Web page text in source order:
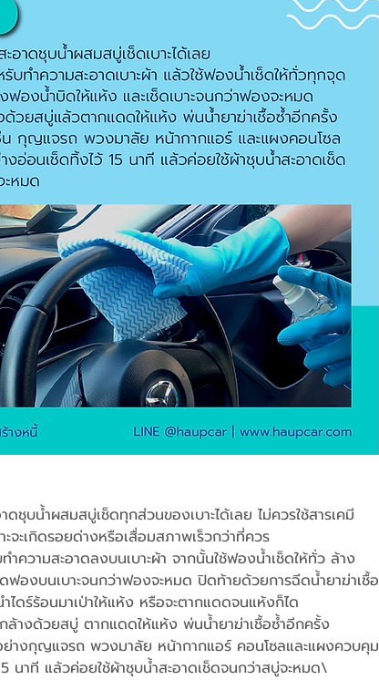
ดชุบน้ำผสมสบู่เช็ดทุกส่วนของเบาะได้เลย ไม่ควรใช้สารเคมี
ะจะเกิดรอยด่างหรือเสื่อมสภาพเร็วกว่าที่ควร
ความสะอาดลงบนเบาะผ้า จากนั้นใช้ฟองน้ำเช็ดให้ทั่ว ล้าง
ฟองบนเบาะจนกว่าฟองจะหมด ปิดท้ายด้วยการฉีดน้ำยาฆ่าเชื้อ
ไดร์ร้อนมาเป่าให้แห้ง หรือจะตากแดดจนแห้งก็ได
ล้างด้วยสบู่ ตากแดดให้แห้ง พ่นน้ำยาฆ่าเชื้อซ้ำอีกครั้ง
างกุญแจรถ พวงมาลัย หน้ากากแอร์ คอนโซลและแผงควบคุม
นาที แล้วค่อยใช้ผ้าชุบน้ำสะอาดเช็ดจนกว่าสบู่จะหมด\